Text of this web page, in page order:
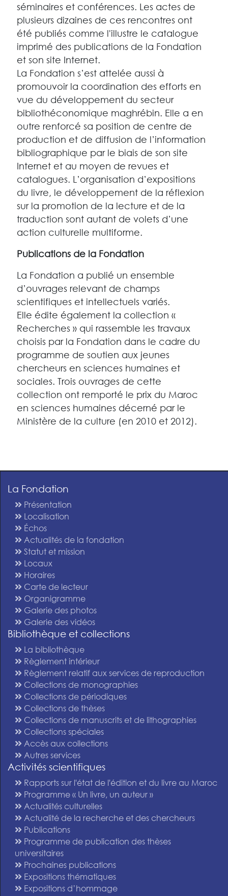
séminaires et conférences. Les actes de
plusieurs dizaines de ces rencontres ont
été publiés comme l'illustre le catalogue
imprimé des publications de la Fondation
et son site Internet.
La Fondation s’est attelée aussi à
promouvoir la coordination des efforts en
vue du développement du secteur
bibliothéconomique maghrébin. Elle a en
outre renforcé sa position de centre de
production et de diffusion de l’information
bibliographique par le biais de son site
Internet et au moyen de revues et
catalogues. L’organisation d’expositions
du livre, le développement de la réflexion
sur la promotion de la lecture et de la
traduction sont autant de volets d’une
action culturelle multiforme.
Publications de la Fondation
La Fondation a publié un ensemble
d’ouvrages relevant de champs
scientifiques et intellectuels variés.
Elle édite également la collection «
Recherches » qui rassemble les travaux
choisis par la Fondation dans le cadre du
programme de soutien aux jeunes
chercheurs en sciences humaines et
sociales. Trois ouvrages de cette
collection ont remporté le prix du Maroc
en sciences humaines décerné par le
Ministère de la culture (en 2010 et 2012).
La Fondation
Présentation
Localisation
Échos
Actualités de la fondation
Statut et mission
Locaux
Horaires
Carte de lecteur
Organigramme
Galerie des photos
Galerie des vidéos
Bibliothèque et collections
La bibliothèque
Règlement intérieur
Règlement relatif aux services de reproduction
Collections de monographies
Collections de périodiques
Collections de thèses
Collections de manuscrits et de lithographies
Collections spéciales
Accès aux collections
Autres services
Activités scientifiques
Rapports sur l'état de l'édition et du livre au Maroc
Programme « Un livre, un auteur »
Actualités culturelles
Actualité de la recherche et des chercheurs
Publications
Programme de publication des thèses
universitaires
Prochaines publications
Expositions thématiques
Expositions d’hommage